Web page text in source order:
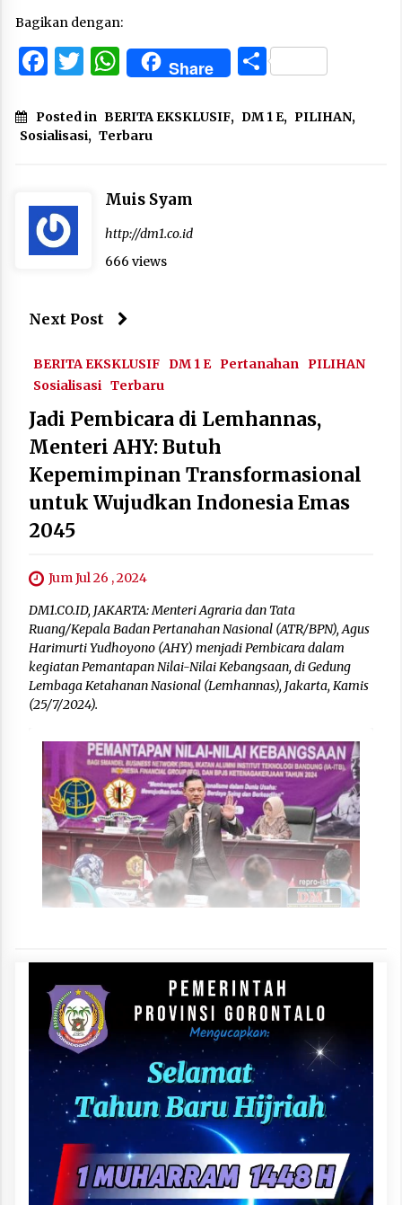
Bagikan dengan:
Facebook
Twitter
WhatsApp
Share Share
Posted in BERITA EKSKLUSIF, DM 1 E, PILIHAN,
Sosialisasi, Terbaru
Muis Syam
http://dm1.co.id
666 views
Next Post
BERITA EKSKLUSIF DM 1 E Pertanahan
PILIHAN
Sosialisasi Terbaru
Jadi Pembicara di Lemhannas,
Menteri AHY: Butuh
Kepemimpinan Transformasional
untuk Wujudkan Indonesia Emas
2045
Jum Jul 26 , 2024
DM1.CO.ID, JAKARTA: Menteri Agraria dan Tata
Ruang/Kepala Badan Pertanahan Nasional (ATR/BPN), Agus
Harimurti Yudhoyono (AHY) menjadi Pembicara dalam
kegiatan Pemantapan Nilai-Nilai Kebangsaan, di Gedung
Lembaga Ketahanan Nasional (Lemhannas), Jakarta, Kamis
(25/7/2024).